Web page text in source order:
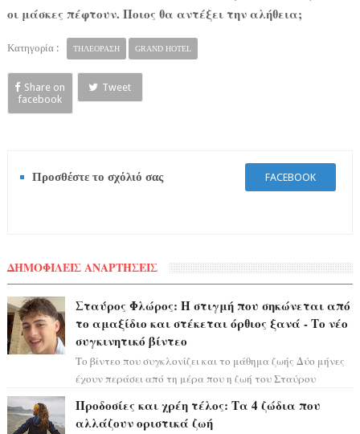
οι μάσκες πέφτουν. Ποιος θα αντέξει την αλήθεια;
Κατηγορία : ΤΗΛΕΟΡΑΣΗ GRAND HOTEL
Share on
facebook
Tweet
Προσθέστε το σχόλιό σας FACEBOOK
ΔΗΜΟΦΙΛΕΙΣ ΑΝΑΡΤΗΣΕΙΣ
Σταύρος Φλώρος: Η στιγμή που σηκώνεται από
το αμαξίδιο και στέκεται όρθιος ξανά - Το νέο
συγκινητικό βίντεο
Το βίντεο που συγκλονίζει και το μάθημα ζωής Δύο μήνες
έχουν περάσει από τη μέρα που η ζωή του Σταύρου
Προδοσίες και χρέη τέλος: Τα 4 ζώδια που
αλλάζουν οριστικά ζωή